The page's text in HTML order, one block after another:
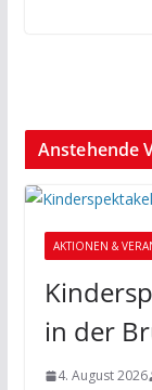
Anstehende
AKTIONEN &
in der
4. August 2026